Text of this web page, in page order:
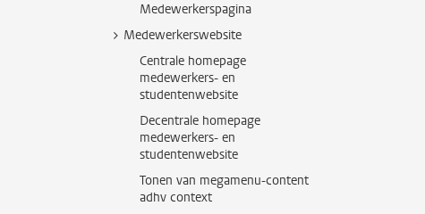
Medewerkerspagina
Medewerkerswebsite
Centrale homepage
medewerkers- en
studentenwebsite
Decentrale homepage
medewerkers- en
studentenwebsite
Tonen van megamenu-content
adhv context